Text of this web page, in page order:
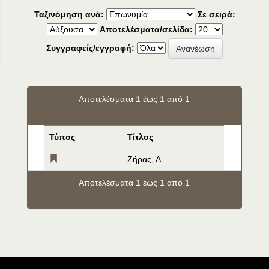
Ταξινόμηση ανά:
Σε σειρά:
Αποτελέσματα/σελίδα:
Συγγραφείς/εγγραφή:
Αποτελέσματα 1 έως 1 από 1
Τύπος Τίτλος
Ζήρας, Α.
Αποτελέσματα 1 έως 1 από 1